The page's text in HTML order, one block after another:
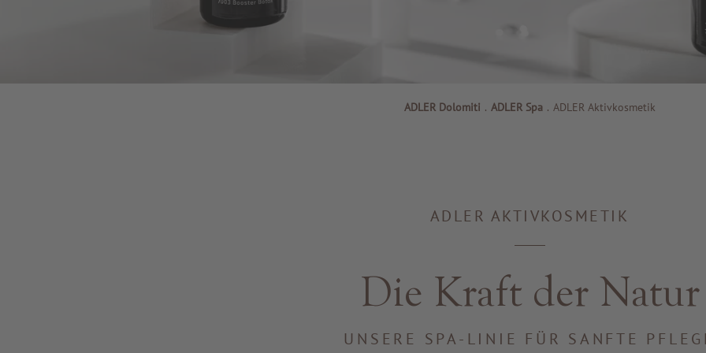
ADLER Dolomiti . ADLER Spa . ADLER Aktivkosmetik
ADLER AKTIVKOSMETIK
Die Kraft der Natur
UNSERE SPA-LINIE FÜR SANFTE